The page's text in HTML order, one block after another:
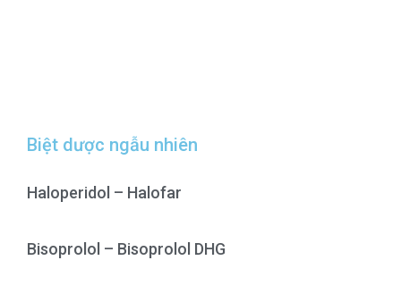
Biệt dược ngẫu nhiên
Haloperidol – Halofar
Bisoprolol – Bisoprolol DHG